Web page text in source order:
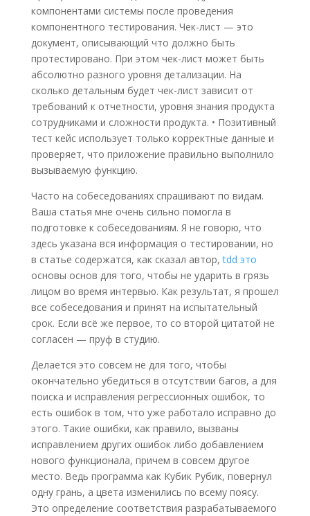
компонентами системы после проведения
компонентного тестирования. Чек-лист — это
документ, описывающий что должно быть
протестировано. При этом чек-лист может быть
абсолютно разного уровня детализации. На
сколько детальным будет чек-лист зависит от
требований к отчетности, уровня знания продукта
сотрудниками и сложности продукта. • Позитивный
тест кейс использует только корректные данные и
проверяет, что приложение правильно выполнило
вызываемую функцию.
Часто на собеседованиях спрашивают по видам.
Ваша статья мне очень сильно помогла в
подготовке к собеседованиям. Я не говорю, что
здесь указана вся информация о тестировании, но
в статье содержатся, как сказал автор,tdd это
основы основ для того, чтобы не ударить в грязь
лицом во время интервью. Как результат, я прошел
все собеседования и принят на испытательный
срок. Если всё же первое, то со второй цитатой не
согласен — пруф в студию.
Делается это совсем не для того, чтобы
окончательно убедиться в отсутствии багов, а для
поиска и исправления регрессионных ошибок, то
есть ошибок в том, что уже работало исправно до
этого. Такие ошибки, как правило, вызваны
исправлением других ошибок либо добавлением
нового функционала, причем в совсем другое
место. Ведь программа как Кубик Рубик, повернул
одну грань, а цвета изменились по всему поясу.
Это определение соответствия разрабатываемого